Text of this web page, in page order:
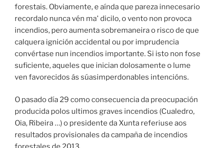
forestais. Obviamente, e aínda que pareza innecesario
recordalo nunca vén mal dicilo, o vento non provoca
incendios, pero aumenta sobremaneira o risco de que
calquera ignición accidental ou por imprudencia
convértase nun incendios importante. Si isto non fose
suficiente, aqueles que inician dolosamente o lume
ven favorecidos ás súasimperdonables intencións.
O pasado día 29 como consecuencia da preocupación
producida polos ultimos graves incendios (Cualedro,
Oia, Ribeira …) o presidente da Xunta referiuse aos
resultados provisionales da campaña de incendios